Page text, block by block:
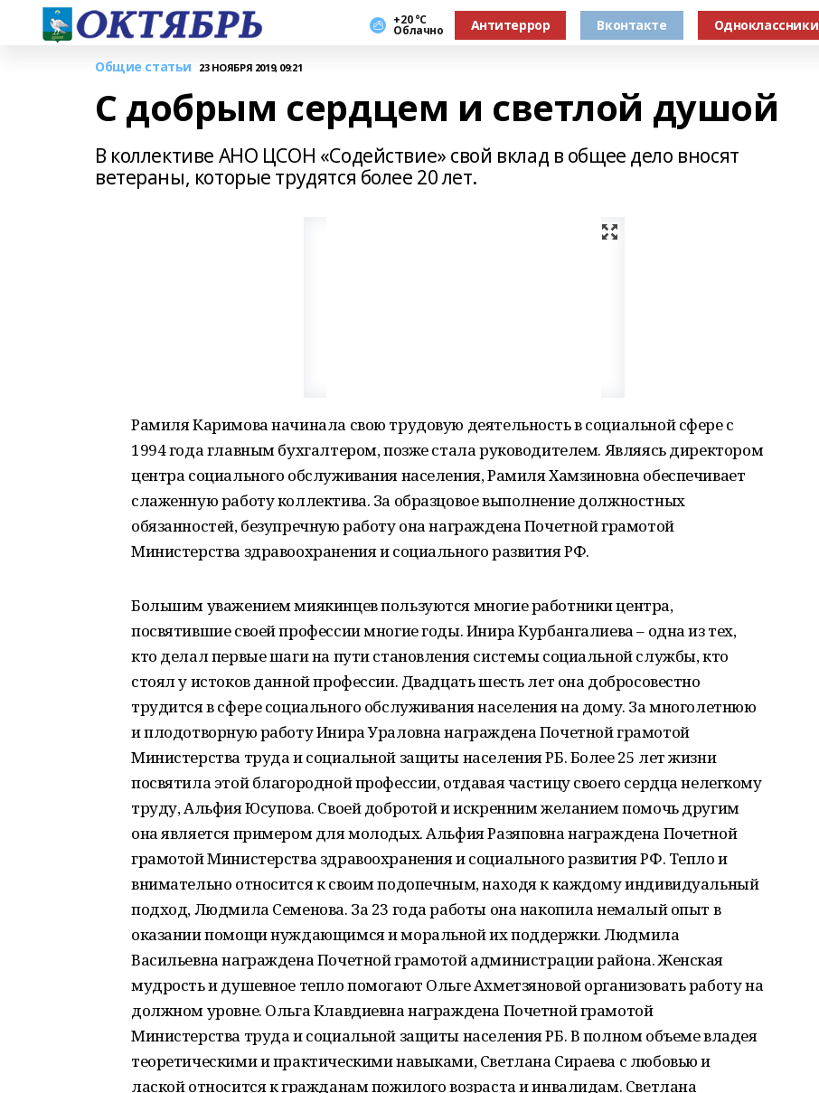
+20 °С
Облачно Антитеррор Вконтакте Одноклассники
Общие статьи 23 НОЯБРЯ 2019, 09:21
С добрым сердцем и светлой душой
В коллективе АНО ЦСОН «Содействие» свой вклад в общее дело вносят
ветераны, которые трудятся более 20 лет.
Рамиля Каримова начинала свою трудовую деятельность в социальной сфере с
1994 года главным бухгалтером, позже стала руководителем. Являясь директором
центра социального обслуживания населения, Рамиля Хамзиновна обеспечивает
слаженную работу коллектива. За образцовое выполнение должностных
обязанностей, безупречную работу она награждена Почетной грамотой
Министерства здравоохранения и социального развития РФ.
Большим уважением миякинцев пользуются многие работники центра,
посвятившие своей профессии многие годы. Инира Курбангалиева – одна из тех,
кто делал первые шаги на пути становления системы социальной службы, кто
стоял у истоков данной профессии. Двадцать шесть лет она добросовестно
трудится в сфере социального обслуживания населения на дому. За многолетнюю
и плодотворную работу Инира Ураловна награждена Почетной грамотой
Министерства труда и социальной защиты населения РБ. Более 25 лет жизни
посвятила этой благородной профессии, отдавая частицу своего сердца нелегкому
труду, Альфия Юсупова. Своей добротой и искренним желанием помочь другим
она является примером для молодых. Альфия Разяповна награждена Почетной
грамотой Министерства здравоохранения и социального развития РФ. Тепло и
внимательно относится к своим подопечным, находя к каждому индивидуальный
подход, Людмила Семенова. За 23 года работы она накопила немалый опыт в
оказании помощи нуждающимся и моральной их поддержки. Людмила
Васильевна награждена Почетной грамотой администрации района. Женская
мудрость и душевное тепло помогают Ольге Ахметзяновой организовать работу на
должном уровне. Ольга Клавдиевна награждена Почетной грамотой
Министерства труда и социальной защиты населения РБ. В полном объеме владея
теоретическими и практическими навыками, Светлана Сираева с любовью и
лаской относится к гражданам пожилого возраста и инвалидам. Светлана